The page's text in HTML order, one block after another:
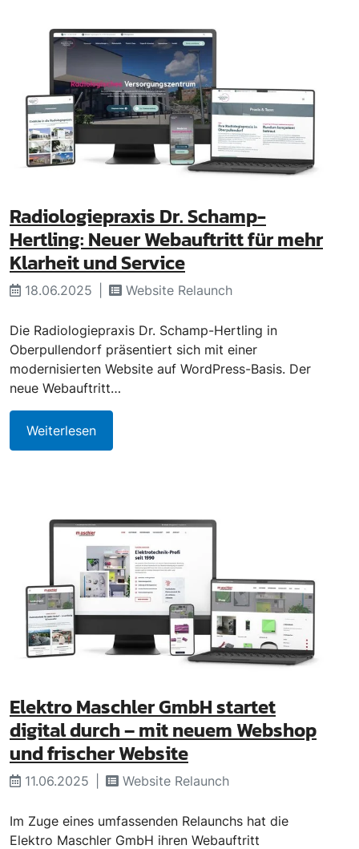
Radiologiepraxis Dr. Schamp-
Hertling: Neuer Webauftritt für mehr
Klarheit und Service
18.06.2025 Website Relaunch
Die Radiologiepraxis Dr. Schamp-Hertling in
Oberpullendorf präsentiert sich mit einer
modernisierten Website auf WordPress-Basis. Der
neue Webauftritt…
Weiterlesen
Elektro Maschler GmbH startet
digital durch – mit neuem Webshop
und frischer Website
11.06.2025 Website Relaunch
Im Zuge eines umfassenden Relaunchs hat die
Elektro Maschler GmbH ihren Webauftritt